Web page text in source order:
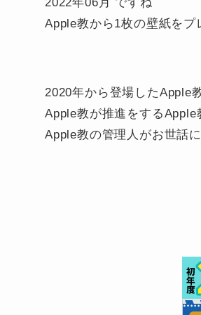
Apple教から1枚の壁紙をプ
2020年から登場したApple
Apple教が推進をする
Apple教の管理人がお世話